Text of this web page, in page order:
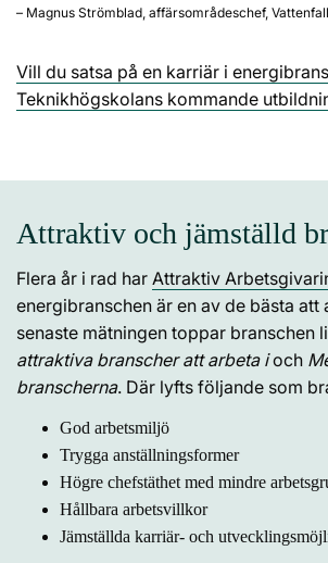
– Magnus Strömblad, affärsområdeschef,
Vill du satsa på en karriär i
Teknikhögskolans kommande
Attraktiv och jämställd
Flera år i rad har Attraktiv
energibranschen är en av de bästa att
senaste mätningen toppar branschen
attraktiva branscher att arbeta ioch
branscherna. Där lyfts följande som
God arbetsmiljö
Trygga anställningsformer
Högre chefstäthet med mindre
Hållbara arbetsvillkor
Jämställda karriär- och